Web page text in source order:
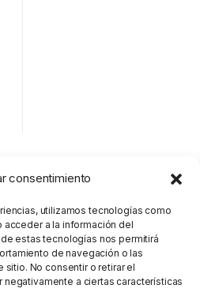
consentimiento
utilizamos tecnologías como
acceder a la información del
estas tecnologías nos permitirá
de navegación o las
No consentir o retirar el
a ciertas características
los 5 resultados